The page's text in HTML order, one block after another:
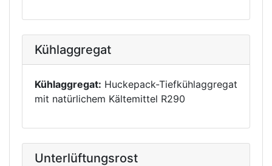
Kühlaggregat
Kühlaggregat: Huckepack-Tiefkühlaggregat
mit natürlichem Kältemittel R290
Unterlüftungsrost